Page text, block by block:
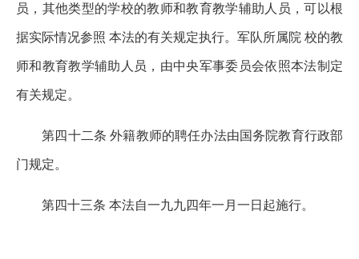
员，其他类型的学校的教师和教育教学辅助人员，可以根
据实际情况参照 本法的有关规定执行。军队所属院 校的教
师和教育教学辅助人员，由中央军事委员会依照本法制定
有关规定。
第四十二条 外籍教师的聘任办法由国务院教育行政部
门规定。
第四十三条 本法自一九九四年一月一日起施行。